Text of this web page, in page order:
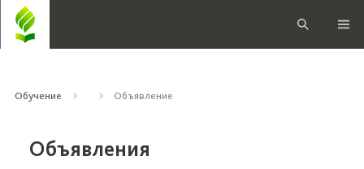
Обучение Объявление
Объявления